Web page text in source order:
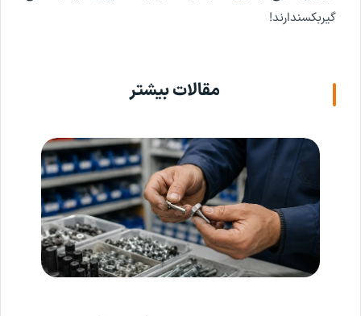
گیربکسندارند!
مقالات بیشتر